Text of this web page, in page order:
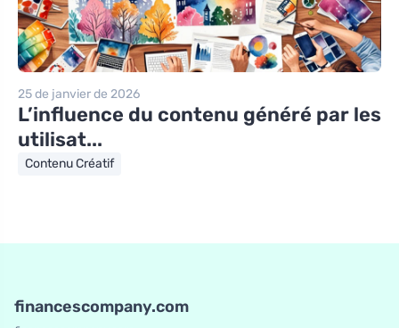
25 de janvier de 2026
L’influence du contenu généré par les
utilisat...
Contenu Créatif
financescompany.com